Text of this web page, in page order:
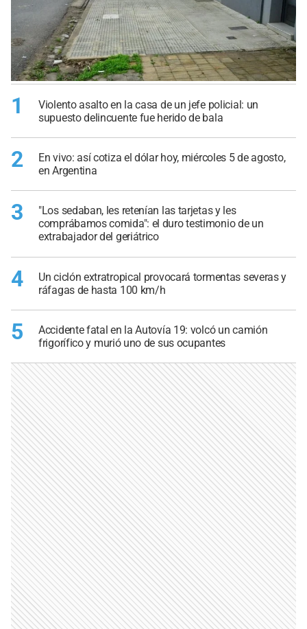
1
Violento asalto en la casa de un jefe policial: un
supuesto delincuente fue herido de bala
2
En vivo: así cotiza el dólar hoy, miércoles 5 de agosto,
en Argentina
3
"Los sedaban, les retenían las tarjetas y les
comprábamos comida": el duro testimonio de un
extrabajador del geriátrico
4
Un ciclón extratropical provocará tormentas severas y
ráfagas de hasta 100 km/h
5
Accidente fatal en la Autovía 19: volcó un camión
frigorífico y murió uno de sus ocupantes